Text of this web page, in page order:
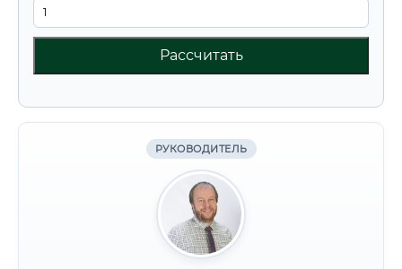
Рассчитать
РУКОВОДИТЕЛЬ